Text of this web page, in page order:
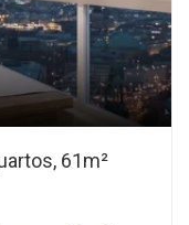
61m²